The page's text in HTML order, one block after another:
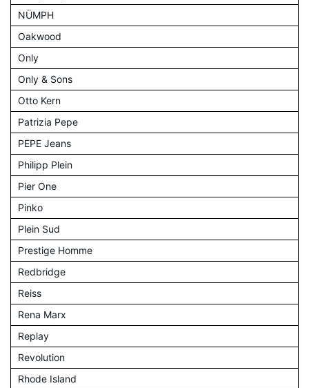
NÜMPH
Oakwood
Only
Only & Sons
Otto Kern
Patrizia Pepe
PEPE Jeans
Philipp Plein
Pier One
Pinko
Plein Sud
Prestige Homme
Redbridge
Reiss
Rena Marx
Replay
Revolution
Rhode Island